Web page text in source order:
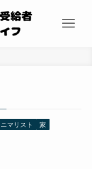
ニマリスト
家